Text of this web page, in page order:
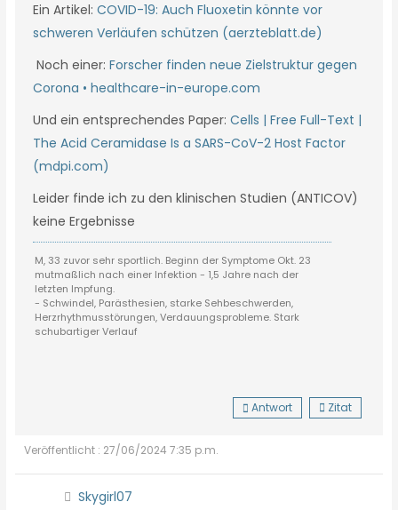
Ein Artikel:COVID-19: Auch Fluoxetin könnte vor
schweren Verläufen schützen (aerzteblatt.de)
Noch einer:Forscher finden neue Zielstruktur gegen
Corona • healthcare-in-europe.com
Und ein entsprechendes Paper:Cells | Free Full-Text |
The Acid Ceramidase Is a SARS-CoV-2 Host Factor
(mdpi.com)
Leider finde ich zu den klinischen Studien (ANTICOV)
keine Ergebnisse
M, 33 zuvor sehr sportlich. Beginn der Symptome Okt. 23
mutmaßlich nach einer Infektion - 1,5 Jahre nach der
letzten Impfung.
- Schwindel, Parästhesien, starke Sehbeschwerden,
Herzrhythmusstörungen, Verdauungsprobleme. Stark
schubartiger Verlauf
Antwort Zitat
Veröffentlicht : 27/06/2024 7:35 p.m.
Skygirl07